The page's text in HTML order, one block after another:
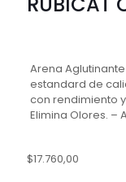
Arena
estandard de
con rendimiento y
Elimina Olores. –
$17.760,00